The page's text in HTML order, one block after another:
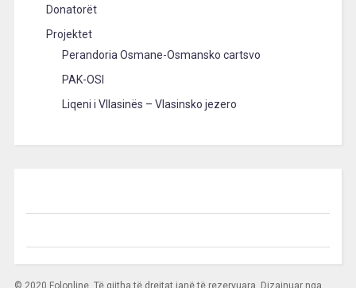
Donatorët
Projektet
Perandoria Osmane-Osmansko cartsvo
PAK-OSI
Liqeni i Vllasinës – Vlasinsko jezero
© 2020 Folonline. Të gjitha të drejtat janë të rezervuara. Dizajnuar nga